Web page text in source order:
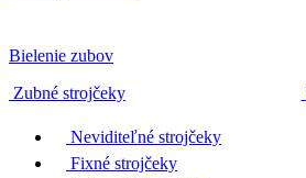
Bielenie zubov
Zubné strojčeky
Neviditeľné strojčeky
Fixné strojčeky